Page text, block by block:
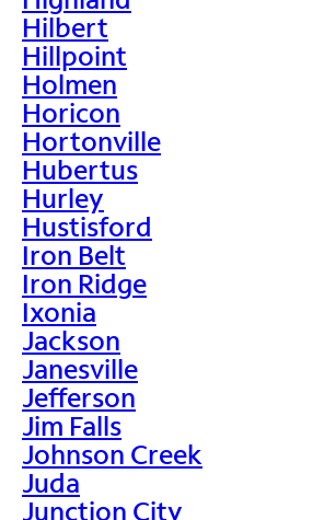
Hilbert
Hillpoint
Holmen
Horicon
Hortonville
Hubertus
Hurley
Hustisford
Iron Belt
Iron Ridge
Ixonia
Jackson
Janesville
Jefferson
Jim Falls
Johnson Creek
Juda
Junction City